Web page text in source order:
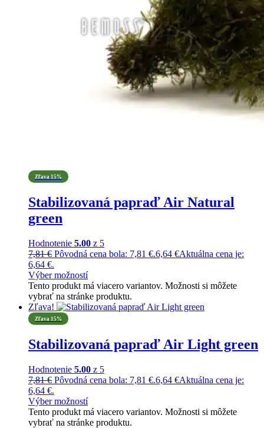
Zľava 15%
Stabilizovaná papraď Air Natural
green
Hodnotenie 5.00 z 5
7,81€ Pôvodná cena bola: 7,81 €.6,64 €Aktuálna cena je:
6,64 €.
Výber možností
Tento produkt má viacero variantov. Možnosti si môžete
vybrať na stránke produktu.
Zľava!
Zľava 15%
Stabilizovaná papraď Air Light green
Hodnotenie 5.00 z 5
7,81€ Pôvodná cena bola: 7,81 €.6,64 €Aktuálna cena je:
6,64 €.
Výber možností
Tento produkt má viacero variantov. Možnosti si môžete
vybrať na stránke produktu.